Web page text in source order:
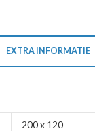
EXTRA INFORMATIE
200 x 120